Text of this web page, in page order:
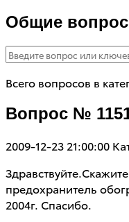
Общие
Всего вопросов в
Вопрос №
2009-12-23 21:00:00
предохранитель
2004г. Спасибо.